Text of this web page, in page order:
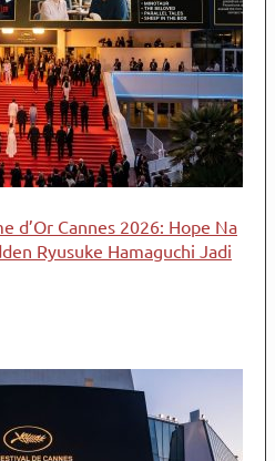
d’Or Cannes 2026: Hope Na
Ryusuke Hamaguchi Jadi